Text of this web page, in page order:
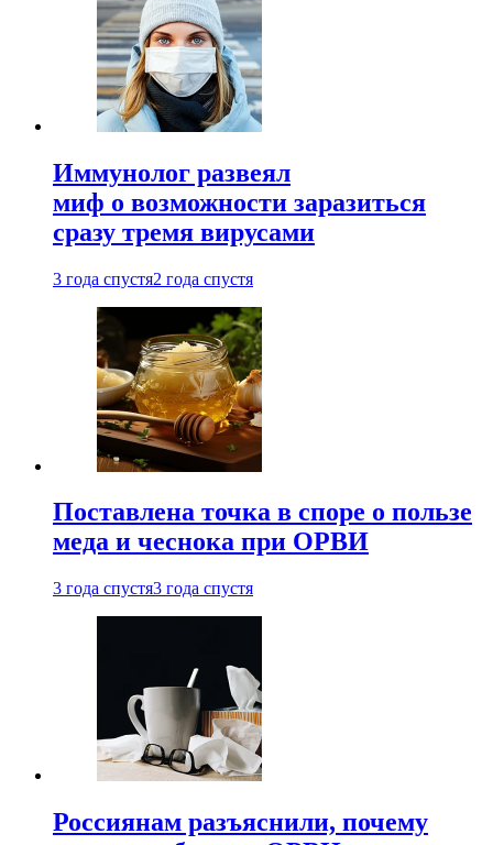
Иммунолог развеял
миф о возможности заразиться
сразу тремя вирусами
3 года спустя2 года спустя
Поставлена точка в споре о пользе
меда и чеснока при ОРВИ
3 года спустя3 года спустя
Россиянам разъяснили, почему